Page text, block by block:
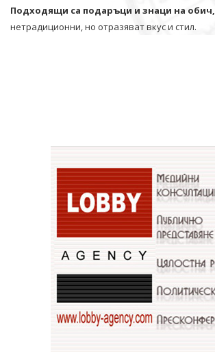
Подходящи са подаръци и знаци на обич,
нетрадиционни, но отразяват вкус и стил.